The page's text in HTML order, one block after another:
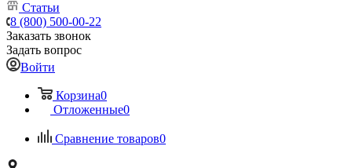
Статьи
8 (800) 500-00-22
Заказать звонок
Задать вопрос
Войти
Корзина0
Отложенные0
Сравнение товаров0